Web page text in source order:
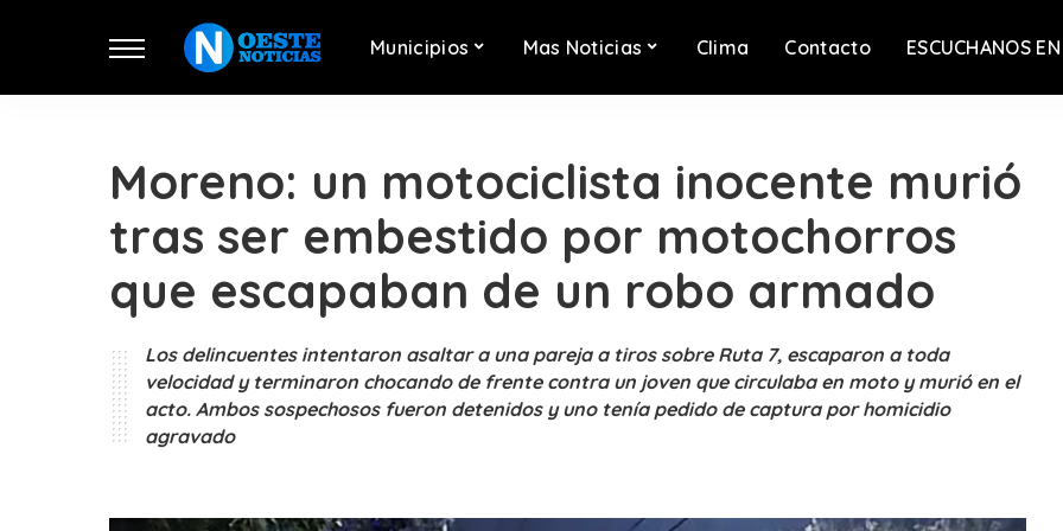
Municipios Mas Noticias Clima Contacto ESCUCHANOS
Moreno: un motociclista inocente murió
tras ser embestido por motochorros
que escapaban de un robo armado
Los delincuentes intentaron asaltar a una pareja a tiros sobre Ruta 7, escaparon a toda
velocidad y terminaron chocando de frente contra un joven que circulaba en moto y murió en el
acto. Ambos sospechosos fueron detenidos y uno tenía pedido de captura por homicidio
agravado